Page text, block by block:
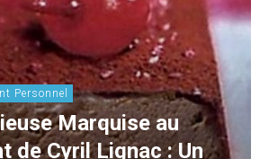
Personnel
Marquise au
de Cyril Lignac : Un